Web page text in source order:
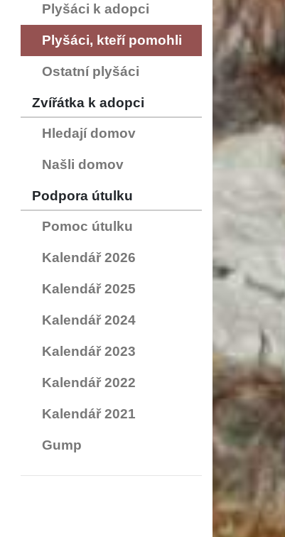
Plyšáci k adopci
Plyšáci, kteří pomohli
Ostatní plyšáci
Zvířátka k adopci
Hledají domov
Našli domov
Podpora útulku
Pomoc útulku
Kalendář 2026
Kalendář 2025
Kalendář 2024
Kalendář 2023
Kalendář 2022
Kalendář 2021
Gump